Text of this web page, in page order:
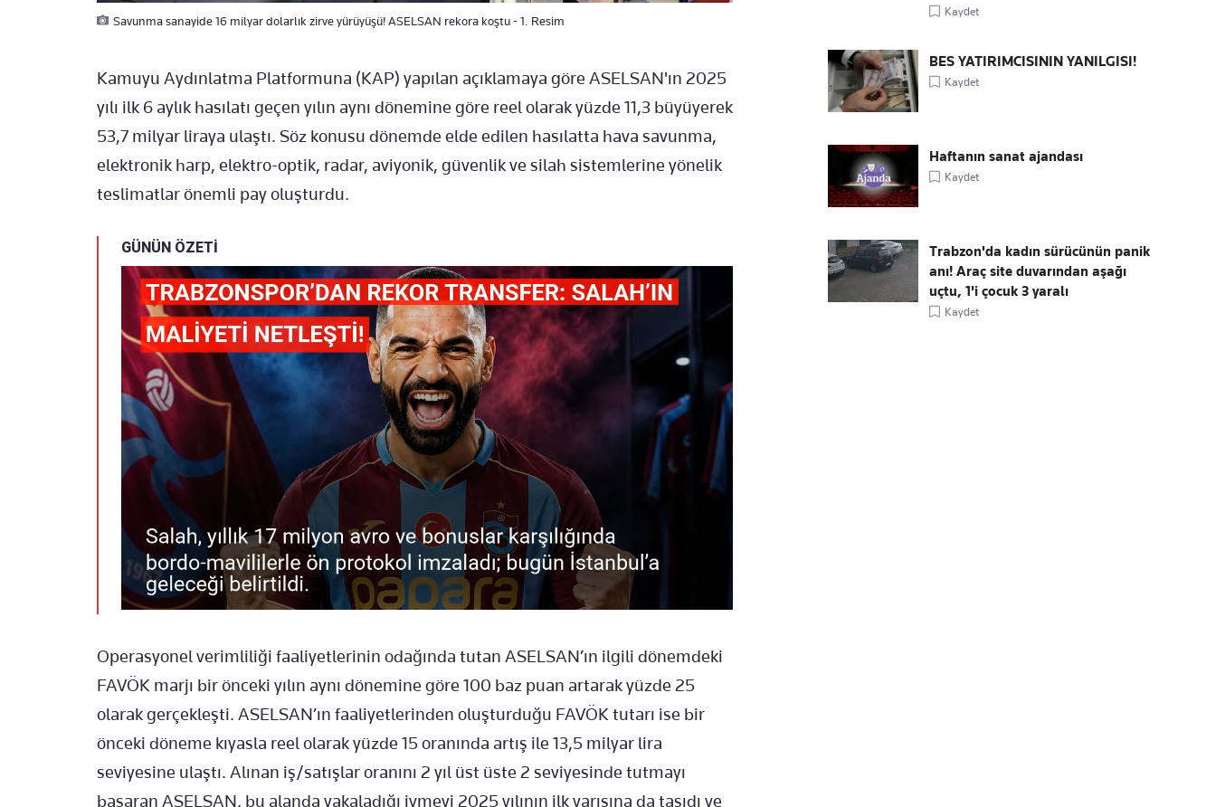
Savunma sanayide 16 milyar dolarlık zirve yürüyüşü! ASELSAN rekora koştu - 1. Resim
Kamuyu Aydınlatma Platformuna (KAP) yapılan açıklamaya göre ASELSAN'ın 2025
yılı ilk 6 aylık hasılatı geçen yılın aynı dönemine göre reel olarak yüzde 11,3 büyüyerek
53,7 milyar liraya ulaştı. Söz konusu dönemde elde edilen hasılatta hava savunma,
elektronik harp, elektro-optik, radar, aviyonik, güvenlik ve silah sistemlerine yönelik
teslimatlar önemli pay oluşturdu.
GÜNÜN ÖZETİ
Operasyonel verimliliği faaliyetlerinin odağında tutan ASELSAN’ın ilgili dönemdeki
FAVÖK marjı bir önceki yılın aynı dönemine göre 100 baz puan artarak yüzde 25
olarak gerçekleşti. ASELSAN’ın faaliyetlerinden oluşturduğu FAVÖK tutarı ise bir
önceki döneme kıyasla reel olarak yüzde 15 oranında artış ile 13,5 milyar lira
seviyesine ulaştı. Alınan iş/satışlar oranını 2 yıl üst üste 2 seviyesinde tutmayı
başaran ASELSAN, bu alanda yakaladığı ivmeyi 2025 yılının ilk yarısına da taşıdı ve
Kaydet
BES YATIRIMCISININ YANILGISI!
Kaydet
Haftanın sanat ajandası
Kaydet
Trabzon'da kadın sürücünün panik
anı! Araç site duvarından aşağı
uçtu, 1'i çocuk 3 yaralı
Kaydet